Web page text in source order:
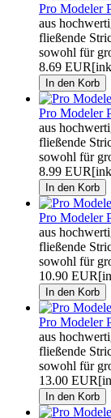
Pro Modeler
aus
fließende
sowohl für
8.69 EUR
Pro Modeler
aus
fließende
sowohl für
8.99 EUR
Pro Modeler
aus
fließende
sowohl für
10.90 EUR
Pro Modeler
aus
fließende
sowohl für
13.00 EUR